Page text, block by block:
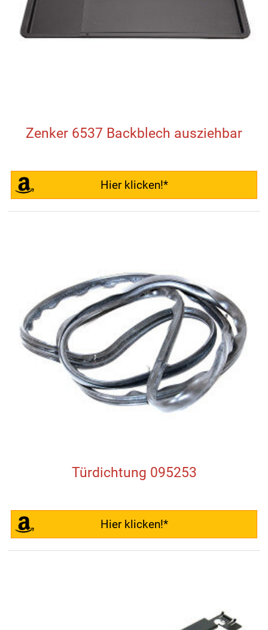
Zenker 6537 Backblech ausziehbar
Hier klicken!*
Türdichtung 095253
Hier klicken!*